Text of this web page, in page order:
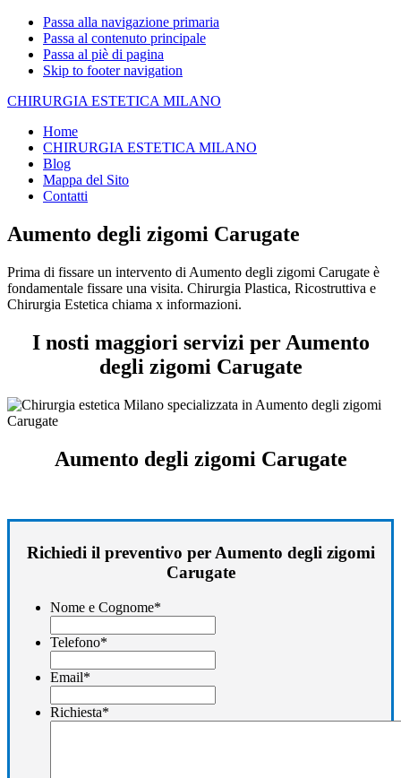
Passa alla navigazione primaria
Passa al contenuto principale
Passa al piè di pagina
Skip to footer navigation
CHIRURGIA ESTETICA MILANO
Home
CHIRURGIA ESTETICA MILANO
Blog
Mappa del Sito
Contatti
Aumento degli zigomi Carugate
Prima di fissare un intervento di Aumento degli zigomi Carugate è
fondamentale fissare una visita. Chirurgia Plastica, Ricostruttiva e
Chirurgia Estetica chiama x informazioni.
I nosti maggiori servizi per Aumento
degli zigomi Carugate
Aumento degli zigomi Carugate
Richiedi il preventivo per Aumento degli zigomi
Carugate
Nome e Cognome*
Telefono*
Email*
Richiesta*